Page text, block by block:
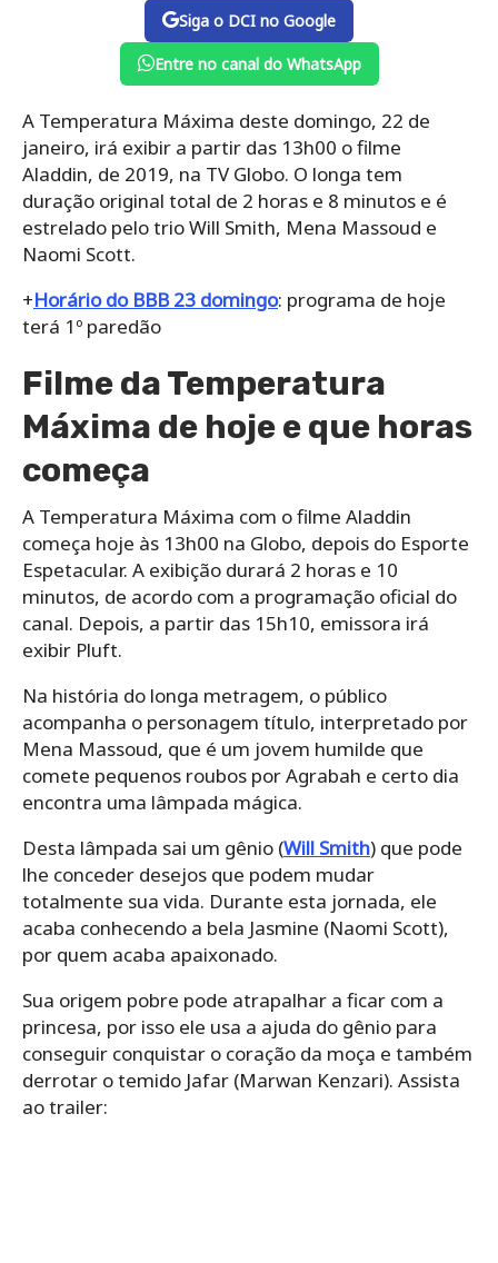
Siga o DCI no Google
Entre no canal do WhatsApp
A Temperatura Máxima deste domingo, 22 de
janeiro, irá exibir a partir das 13h00 o filme
Aladdin, de 2019, na TV Globo. O longa tem
duração original total de 2 horas e 8 minutos e é
estrelado pelo trio Will Smith, Mena Massoud e
Naomi Scott.
+Horário do BBB 23 domingo: programa de hoje
terá 1º paredão
Filme da Temperatura
Máxima de hoje e que horas
começa
A Temperatura Máxima com o filme Aladdin
começa hoje às 13h00 na Globo, depois do Esporte
Espetacular. A exibição durará 2 horas e 10
minutos, de acordo com a programação oficial do
canal. Depois, a partir das 15h10, emissora irá
exibir Pluft.
Na história do longa metragem, o público
acompanha o personagem título, interpretado por
Mena Massoud, que é um jovem humilde que
comete pequenos roubos por Agrabah e certo dia
encontra uma lâmpada mágica.
Desta lâmpada sai um gênio (Will Smith) que pode
lhe conceder desejos que podem mudar
totalmente sua vida. Durante esta jornada, ele
acaba conhecendo a bela Jasmine (Naomi Scott),
por quem acaba apaixonado.
Sua origem pobre pode atrapalhar a ficar com a
princesa, por isso ele usa a ajuda do gênio para
conseguir conquistar o coração da moça e também
derrotar o temido Jafar (Marwan Kenzari). Assista
ao trailer: